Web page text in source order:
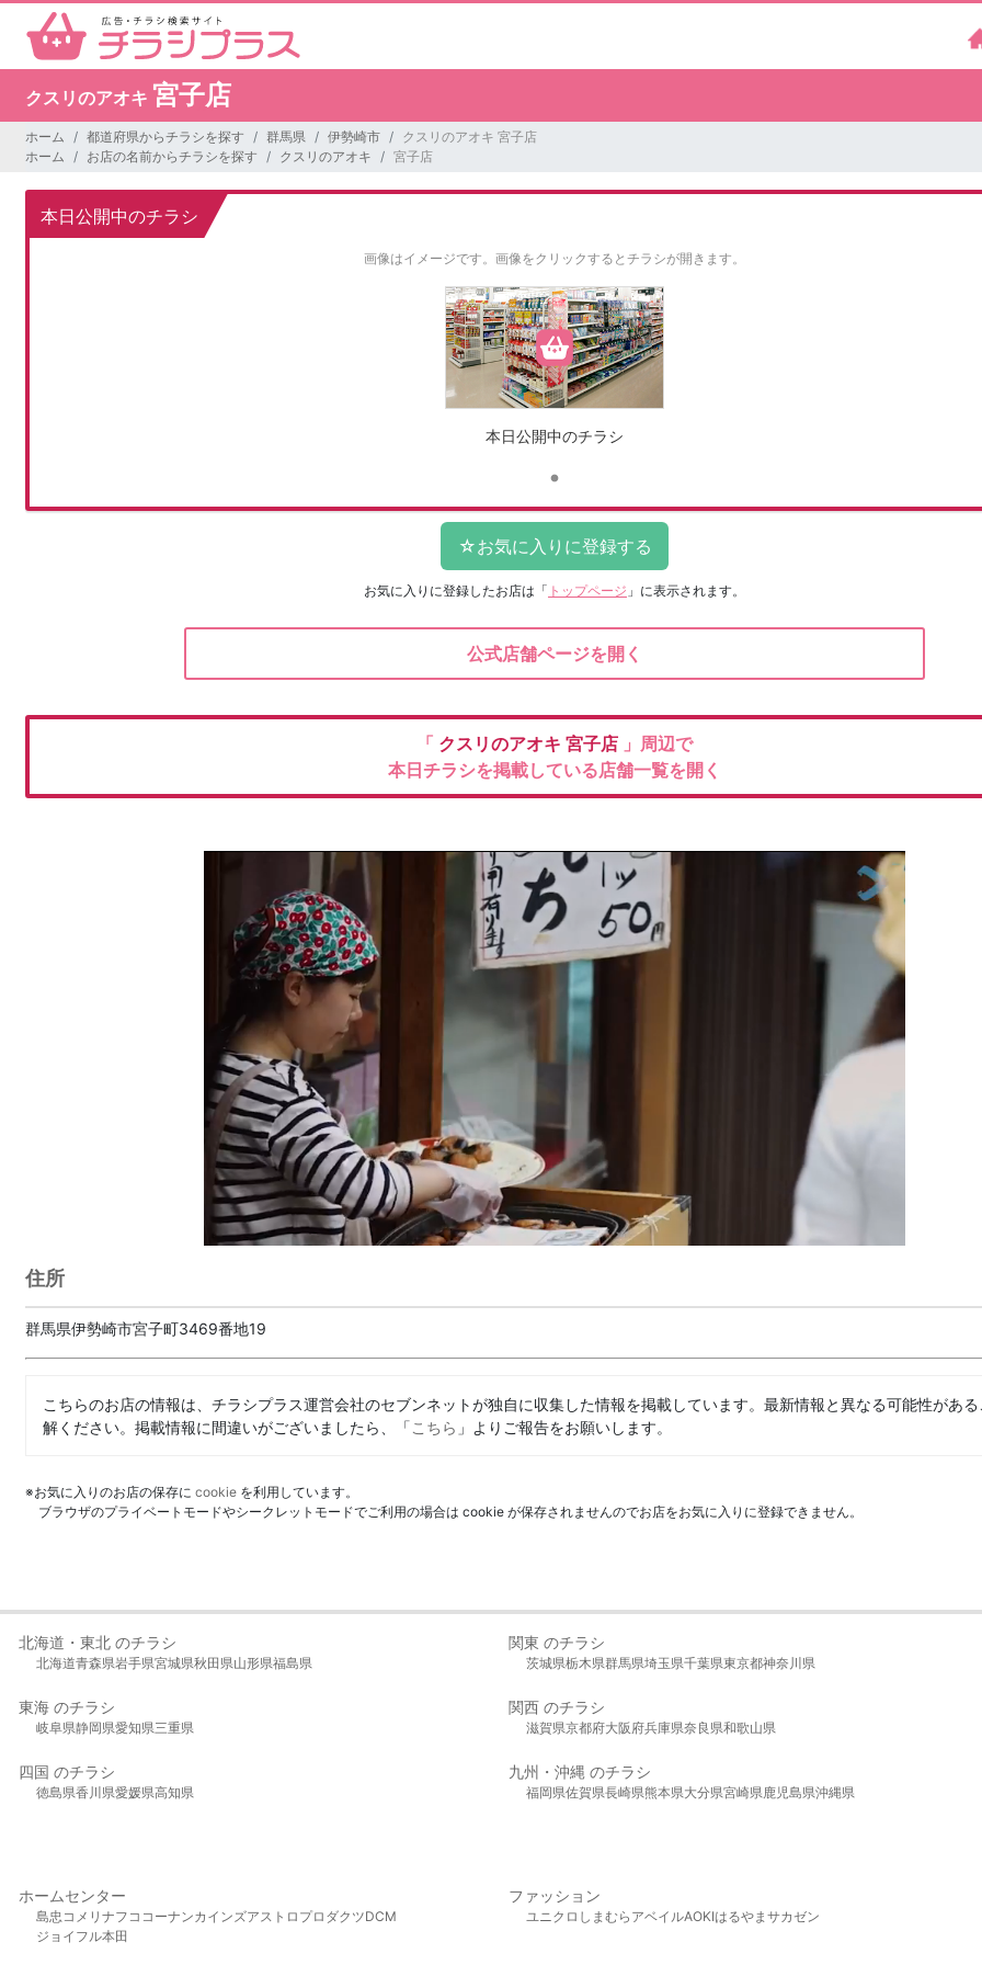
クスリのアオキ 宮子店
ホーム 都道府県からチラシを探す 群馬県 伊勢崎市
クスリのアオキ 宮子店
ホーム
お店の名前からチラシを探す クスリのアオキ 宮子店
本日公開中のチラシ
画像はイメージです。 画像をクリックするとチラシが開きます。
本日公開中のチラシ
お気に入りに登録したお店は 「 トップページ 」に表示されます。
公式店舗ページを開く
「 クスリのアオキ 宮子店 」周辺で
本日チラシを掲載している店舗一覧を開く
住所
群馬県伊勢崎市宮子町3469番地19
こちらのお店の情報は、チラシプラス運営会社のセブンネットが独自に収集した情報を掲載しています。最新情報と異なる可能性があ
解ください。掲載情報に間違いがございましたら、「こちら 」よりご報告をお願いします。
※お気に入りのお店の保存に cookie を利用しています。
ブラウザのプライベートモードやシークレットモードでご利用の場合は cookie が保存されませんのでお店をお気に入りに登録できません。
北海道・東北 のチラシ
北海道青森県岩手県宮城県秋田県山形県福島県
関東 のチラシ
茨城県栃木県群馬県埼玉県千葉県東京都神奈川県
東海 のチラシ
岐阜県静岡県愛知県三重県
関西 のチラシ
滋賀県京都府大阪府兵庫県奈良県和歌山県
四国 のチラシ
徳島県香川県愛媛県高知県
九州・沖縄 のチラシ
福岡県佐賀県長崎県熊本県大分県宮崎県鹿児島県沖縄県
ホームセンター
島忠 コメリ ナフコ コーナンカインズアストロプロダクツDCM
ジョイフル本田
ファッション
ユニクロ しまむら アベイルAOKIはるやま サカゼン